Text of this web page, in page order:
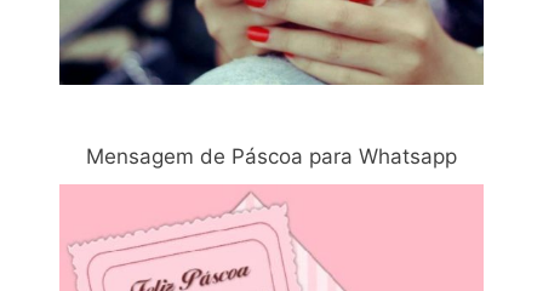
Mensagem de Páscoa para Whatsapp